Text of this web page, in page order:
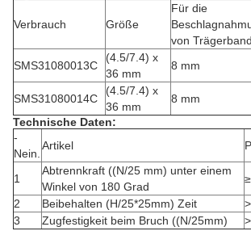
Verbrauch Größe
Für die
von Trägerband
SMS31080013C
(4.5/7.4) x
36 mm
8 mm
SMS31080014C
(4.5/7.4) x
36 mm
8 mm
Technische Daten:
-
Nein.
Artikel
1
Abtrennkraft ((N/25 mm) unter einem
Winkel von 180 Grad
2
Beibehalten (H/25*25mm) Zeit
3
Zugfestigkeit beim Bruch ((N/25mm)